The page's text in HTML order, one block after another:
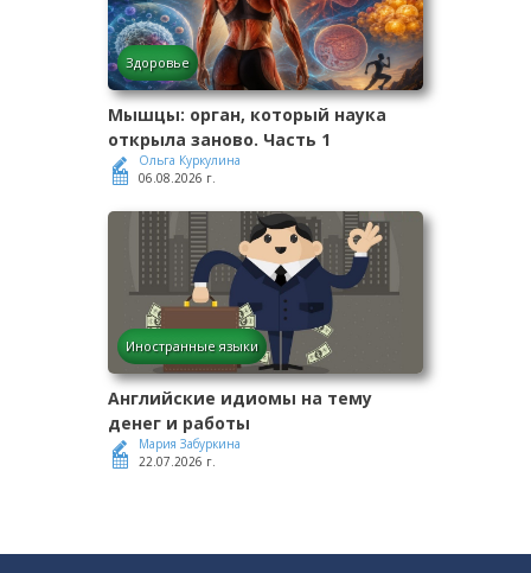
Здоровье
Мышцы: орган, который наука
открыла заново. Часть 1
Ольга Куркулина
06.08.2026 г.
Иностранные языки
Английские идиомы на тему
денег и работы
Мария Забуркина
22.07.2026 г.